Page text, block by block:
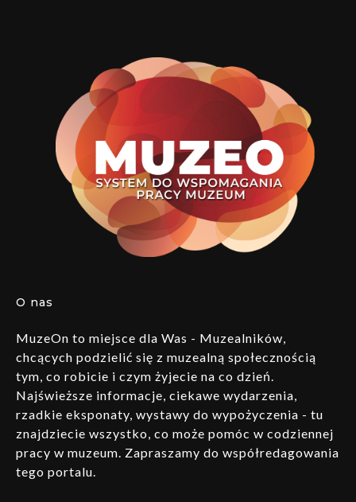
O nas
MuzeOn to miejsce dla Was - Muzealników,
chcących podzielić się z muzealną społecznością
tym, co robicie i czym żyjecie na co dzień.
Najświeższe informacje, ciekawe wydarzenia,
rzadkie eksponaty, wystawy do wypożyczenia - tu
znajdziecie wszystko, co może pomóc w codziennej
pracy w muzeum. Zapraszamy do współredagowania
tego portalu.